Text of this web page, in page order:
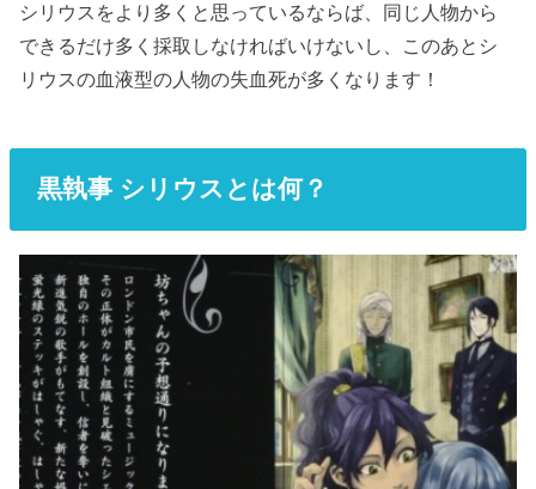
シリウスをより多くと思っているならば、同じ人物から
できるだけ多く採取しなければいけないし、このあとシ
リウスの血液型の人物の失血死が多くなります！
黒執事 シリウスとは何？